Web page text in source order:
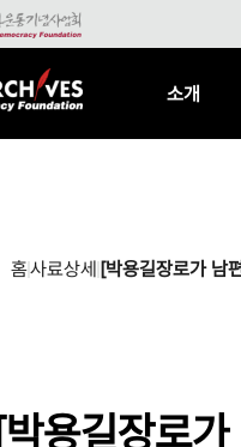
소개
홈사료상세 [박용길장로가 남
[박용길장로